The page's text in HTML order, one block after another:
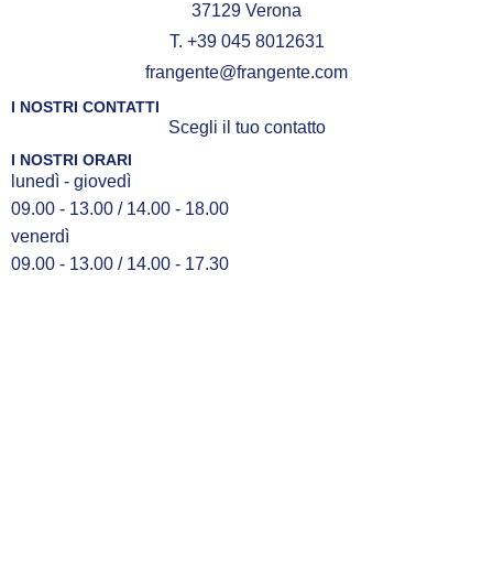
37129 Verona
T. +39 045 8012631
frangente@frangente.com
I NOSTRI CONTATTI
Scegli il tuo contatto
I NOSTRI ORARI
lunedì - giovedì
09.00 - 13.00 / 14.00 - 18.00
venerdì
09.00 - 13.00 / 14.00 - 17.30